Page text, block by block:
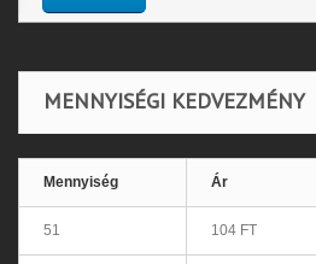
MENNYISÉGI KEDVEZMÉNY
Mennyiség Ár
51 104 FT